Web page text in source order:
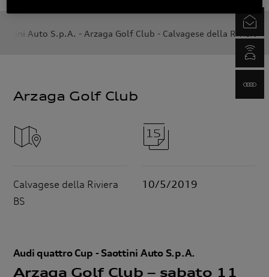
Auto S.p.A. - Arzaga Golf Club - Calvagese della Riviera
Calvagese della Riviera
BS
10/5/2019
Audi quattro Cup - Saottini Auto S.p.A.
Arzaga Golf Club – sabato 11